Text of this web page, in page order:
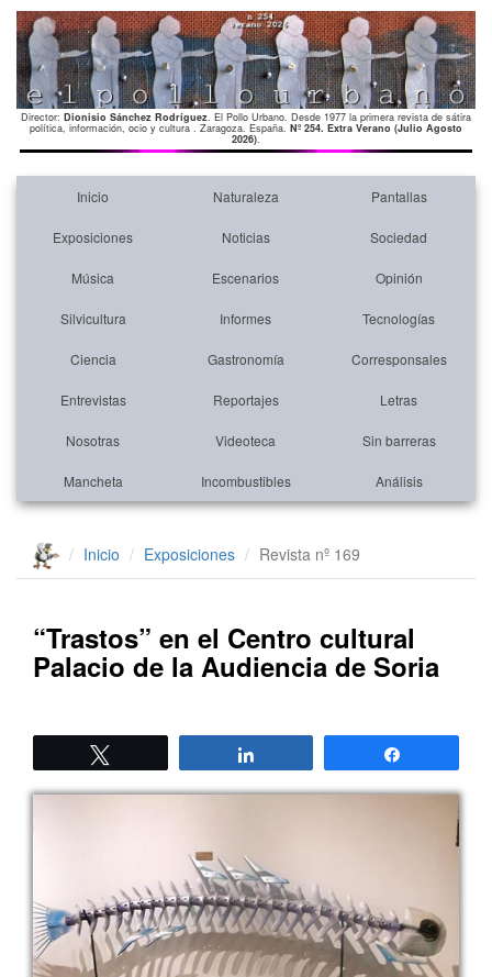
Director: Dionisio Sánchez Rodríguez. El Pollo Urbano. Desde 1977 la primera revista de sátira
política, información, ocio y cultura . Zaragoza. España. Nº 254. Extra Verano (Julio Agosto
2026).
Inicio Naturaleza Pantallas
Exposiciones Noticias Sociedad
Música Escenarios Opinión
Silvicultura Informes Tecnologías
Ciencia Gastronomía Corresponsales
Entrevistas Reportajes Letras
Nosotras Videoteca Sin barreras
Mancheta Incombustibles Análisis
Inicio Exposiciones Revista nº 169
“Trastos” en el Centro cultural
Palacio de la Audiencia de Soria